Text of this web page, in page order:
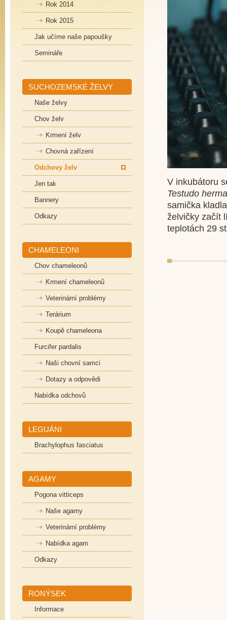
Rok 2014
Rok 2015
Jak učíme naše papoušky
Semináře
SUCHOZEMSKÉ ŽELVY
Naše želvy
Chov želv
Krmení želv
Chovná zařízení
Odchovy želv
Jen tak
Bannery
Odkazy
CHAMELEONI
Chov chameleonů
Krmení chameleonů
Veterinární problémy
Terárium
Koupě chameleona
Furcifer pardalis
Naši chovní samci
Dotazy a odpovědi
Nabídka odchovů
LEGUÁNI
Brachylophus fasciatus
AGAMY
Pogona vitticeps
Naše agamy
Veterinární problémy
Nabídka agam
Odkazy
RONÝSEK
Informace
V inkubátoru
Testudo
samička
želvičky začít
teplotách 29